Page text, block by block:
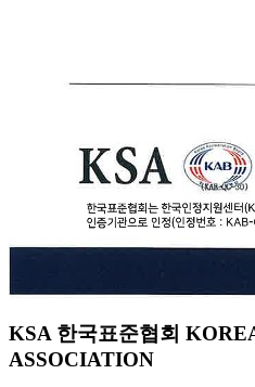
KSA 한국표준협회
ASSOCIATION